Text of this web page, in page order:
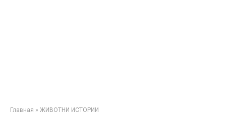
Главная » ЖИВОТНИ ИСТОРИИ